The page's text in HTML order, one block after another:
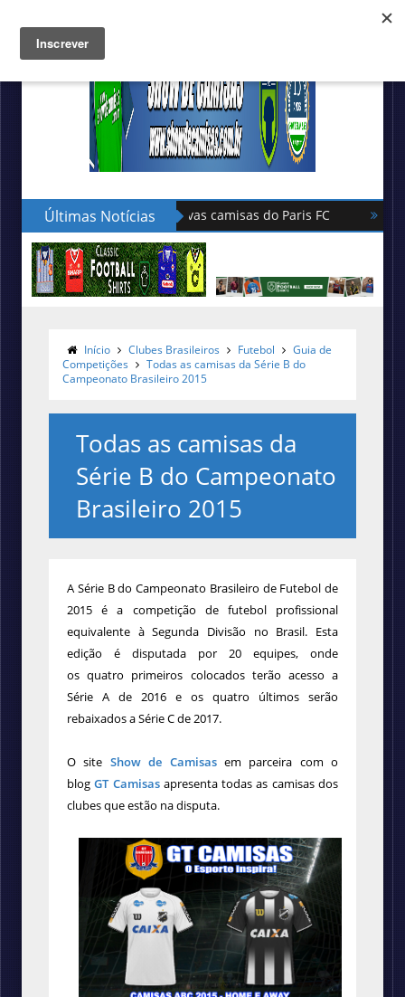
Últimas Notícias Hummel lança as novas camisas do Le
Início Clubes Brasileiros Futebol
Guia de
Competições
Todas as camisas da Série B do
Campeonato Brasileiro 2015
Todas as camisas da
Série B do Campeonato
Brasileiro 2015
A Série B do Campeonato Brasileiro de Futebol de
2015 é a competição de futebol profissional
equivalente à Segunda Divisão no Brasil. Esta
edição é disputada por 20 equipes, onde
osquatro primeiros colocados terão acesso a
Série A de 2016 e os quatro últimos serão
rebaixados a Série C de 2017.
O site Show de Camisas em parceira com o
blog GT Camisas apresenta todas as camisas dos
clubes que estão na disputa.